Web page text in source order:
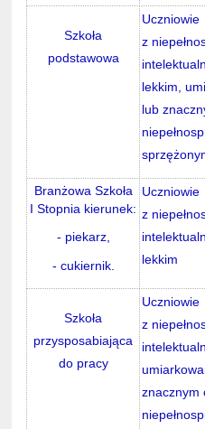
Szkoła
podstawowa
Uczniowie
z
lekkim,
lub
Branżowa Szkoła
I Stopnia kierunek:
- piekarz,
- cukiernik.
Uczniowie
z
lekkim
Szkoła
przysposabiająca
do pracy
Uczniowie
z
znacznym